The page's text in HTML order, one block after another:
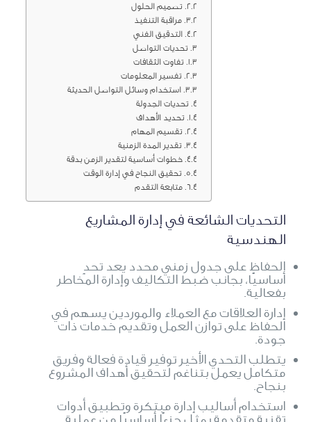
تصميم الحلول
مراقبة التنفيذ
التدقيق الفني
تحديات التواصل
تفاوت الثقافات
تفسير المعلومات
استخدام وسائل التواصل الحديثة
تحديات الجدولة
تحديد الأهداف
تقسيم المهام
تقدير المدة الزمنية
خطوات أساسية لتقدير الزمن بدقة
تحقيق النجاح في إدارة الوقت
متابعة التقدم
التحديات الشائعة في إدارة المشاريع
الهندسية
الحفاظ على جدول زمني محدد يعد تحدٍ
أساسيًا، بجانب ضبط التكاليف وإدارة المخاطر
بفعالية.
إدارة العلاقات مع العملاء والموردين يسهم في
الحفاظ على توازن العمل وتقديم خدمات ذات
جودة.
يتطلب التحدي الأخير توفير قيادة فعالة وفريق
متكامل يعمل بتناغم لتحقيق أهداف المشروع
بنجاح.
استخدام أساليب إدارة مبتكرة وتطبيق أدوات